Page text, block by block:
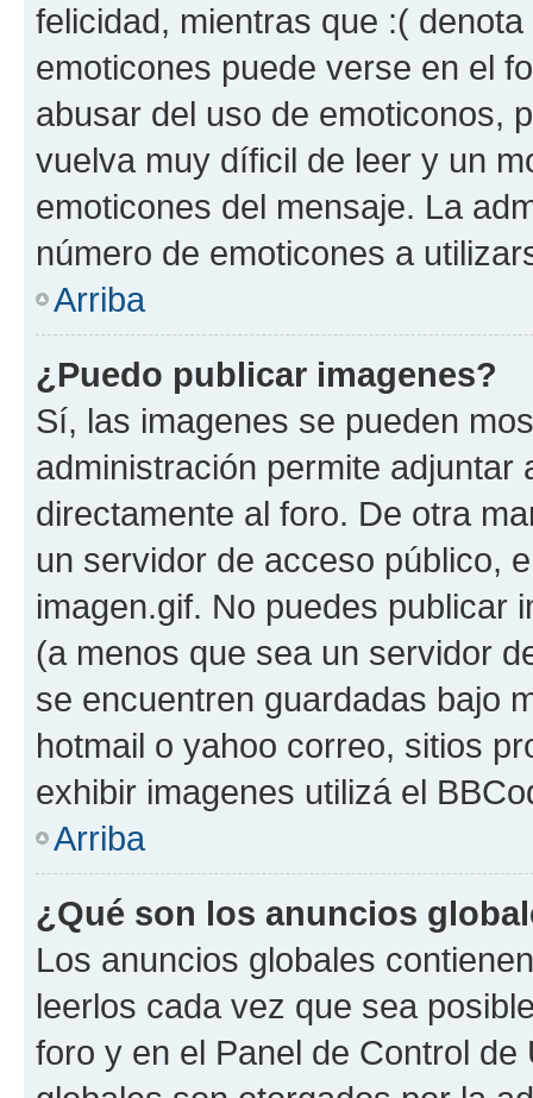
felicidad, mientras que :(
emoticones puede verse en el
abusar del uso de emoticonos,
vuelva muy díficil de leer y un
emoticones del mensaje. La
número de emoticones a
Arriba
¿Puedo publicar imagenes?
Sí, las imagenes se pueden
administración permite
directamente al foro. De otra
un servidor de acceso público,
imagen.gif. No puedes publicar
(a menos que sea un servidor
se encuentren guardadas bajo
hotmail o yahoo correo, sitios
exhibir imagenes utilizá el
Arriba
¿Qué son los anuncios
Los anuncios globales
leerlos cada vez que sea
foro y en el Panel de Control